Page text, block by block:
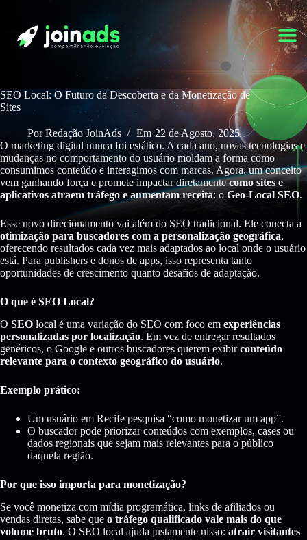
SEO Local: O Futuro da Descoberta e da Monetização de
Sites
Por Redação JoinAds Em 22 de Agosto, 2025
O marketing digital nunca foi estático. A cada ano, novas tecnologias e
mudanças no comportamento do usuário moldam a forma como
consumimos conteúdo e interagimos com marcas. Agora, um conceito
vem ganhando força e promete impactar diretamentecomo sites e
aplicativos atraem tráfego e aumentam receita: oGeo-Local SEO.
Esse novo direcionamento vai além do SEO tradicional. Ele conecta a
otimização para buscadores com a personalização geográfica,
oferecendo resultados cada vez mais adaptados ao local onde o usuário
está. Para publishers e donos de apps, isso representa tanto
oportunidades de crescimento quanto desafios de adaptação.
O que é SEO Local?
O SEO local é uma variação do SEO com foco em experiências
personalizadas por localização. Em vez de entregar resultados
genéricos, o Google e outros buscadores querem exibirconteúdo
relevante para o contexto geográfico do usuário.
Exemplo prático:
Um usuário em Recife pesquisa “como monetizar um app”.
O buscador pode priorizar conteúdos com exemplos, cases ou
dados regionais que sejam mais relevantes para o público
daquela região.
Por que isso importa para monetização?
Se você monetiza com mídia programática, links de afiliados ou
vendas diretas, sabe que o tráfego qualificado vale mais do que
volume bruto. O SEO local ajuda justamente nisso: atrair visitantes